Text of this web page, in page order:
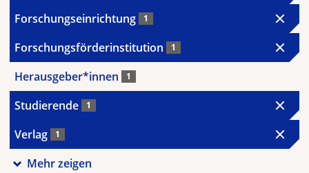
Forschungseinrichtung 1
Forschungsförderinstitution 1
Herausgeber*innen 1
Studierende 1
Verlag 1
Mehr zeigen